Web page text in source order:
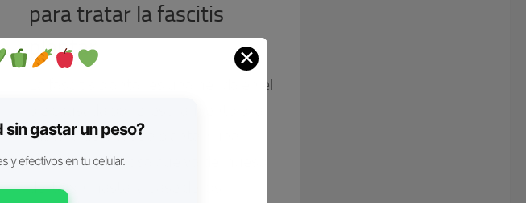
para tratar la fascitis
plantar.
La fascitis plantar es una herida en el
ruptura de la fascia plantar; una
membrana fibrosa que va del hueso
del talón, hasta la base de los...
✕
sin gastar un peso?
y efectivos en tu celular.